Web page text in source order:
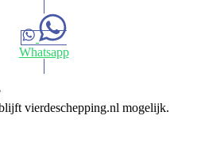
Whatsapp
vierdeschepping.nl mogelijk.